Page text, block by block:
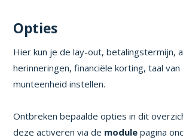
Opties
Hier kun je de lay-out, betalingstermijn,
herinneringen, financiële korting, taal
munteenheid instellen.
Ontbreken bepaalde opties in dit
deze activeren via de modulepagina